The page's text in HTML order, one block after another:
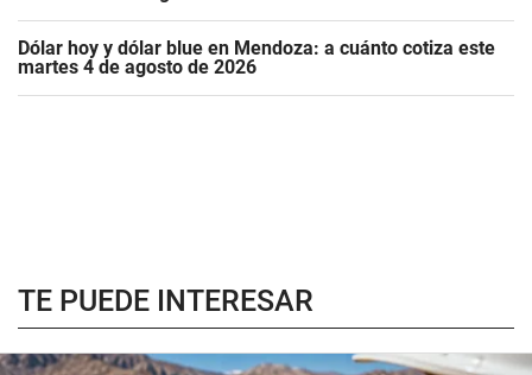
Dólar hoy y dólar blue en Mendoza: a cuánto cotiza este
martes 4 de agosto de 2026
TE PUEDE INTERESAR